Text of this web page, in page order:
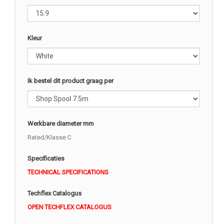
Kleur
Ik bestel dit product graag per
Werkbare diameter mm
Rated/Klasse C
Specificaties
TECHNICAL SPECIFICATIONS
Techflex Catalogus
OPEN TECHFLEX CATALOGUS